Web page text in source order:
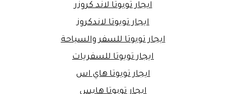
ايجار تويوتا لاند كروزر
ايجار تويوتا لاندكروز
ايجار تويوتا للسفر والسياحة
ايجار تويوتا للسفريات
ايجار تويوتا هاي اس
ايجار تويوتا هايس